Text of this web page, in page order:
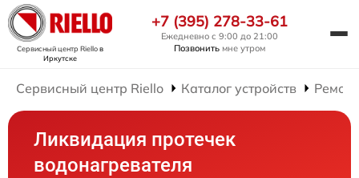
Сервисный центр Rielloв
Иркутске
+7 (395) 278-33-61
Ежедневно с 9:00 до 21:00
Позвонить мне утром
Сервисный центр Riello Каталог устройств
Ликвидация протечек
водонагревателя